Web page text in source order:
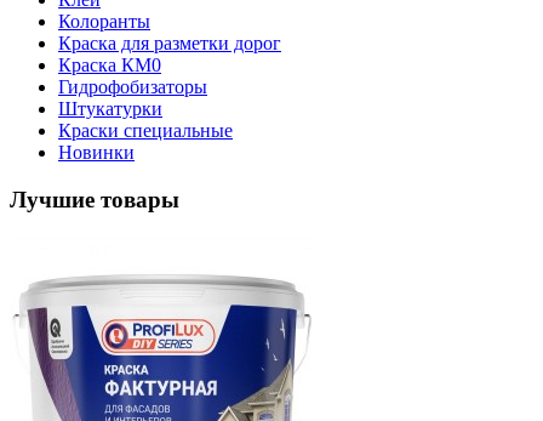
Колоранты
Краска для разметки дорог
Краска КМ0
Гидрофобизаторы
Штукатурки
Краски специальные
Новинки
Лучшие товары